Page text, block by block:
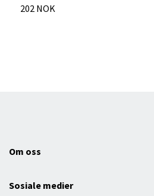
202 NOK
Om oss
Sosiale medier